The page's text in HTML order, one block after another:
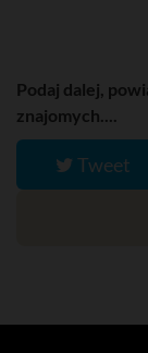
Podaj dalej,
znajomych....
Tweet